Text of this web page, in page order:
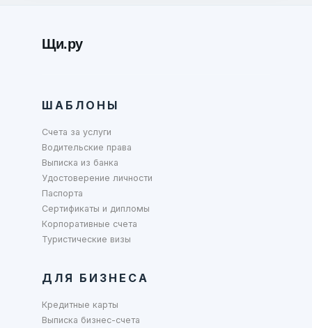
Щи.ру
ШАБЛОНЫ
Счета за услуги
Водительские права
Выписка из банка
Удостоверение личности
Паспорта
Сертификаты и дипломы
Корпоративные счета
Туристические визы
ДЛЯ БИЗНЕСА
Кредитные карты
Выписка бизнес-счета